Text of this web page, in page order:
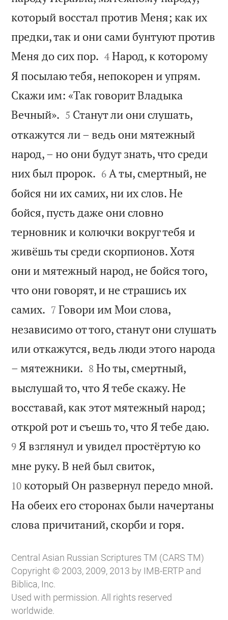
который восстал против Меня; как их
предки, так и они сами бунтуют против
Меня до сих пор. 

4 Народ, к которому
Я посылаю тебя, непокорен и упрям.
Скажи им: «Так говорит Владыка
Вечный». 

5 Станут ли они слушать,
откажутся ли – ведь они мятежный
народ, – но они будут знать, что среди
них был пророк. 

6 А ты, смертный, не
бойся ни их самих, ни их слов. Не
бойся, пусть даже они словно
терновник и колючки вокруг тебя и
живёшь ты среди скорпионов. Хотя
они и мятежный народ, не бойся того,
что они говорят, и не страшись их
самих. 

7 Говори им Мои слова,
независимо от того, станут они слушать
или откажутся, ведь люди этого народа
– мятежники. 

8 Но ты, смертный,
выслушай то, что Я тебе скажу. Не
восставай, как этот мятежный народ;
открой рот и съешь то, что Я тебе даю.
9 Я взглянул и увидел простёртую ко
мне руку. В ней был свиток,
10 который Он развернул передо мной.
На обеих его сторонах были начертаны
слова причитаний, скорби и горя.
Central Asian Russian Scriptures TM (CARS TM)
Copyright © 2003, 2009, 2013 by IMB-ERTP and
Biblica, Inc.
Used with permission. All rights reserved
worldwide.